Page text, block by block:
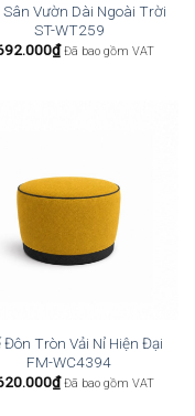
Sân Vườn Dài Ngoài Trời
ST-WT259
₫ Đã bao gồm VAT
Đôn Tròn Vải Nỉ Hiện Đại
FM-WC4394
₫ Đã bao gồm VAT